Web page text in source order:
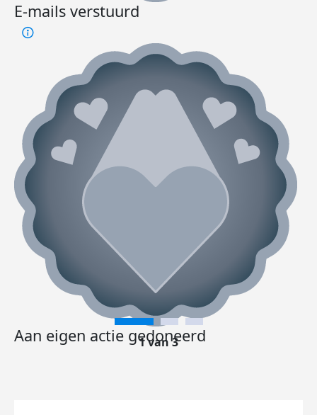
E-mails verstuurd
Aan eigen actie gedoneerd
1 van 3